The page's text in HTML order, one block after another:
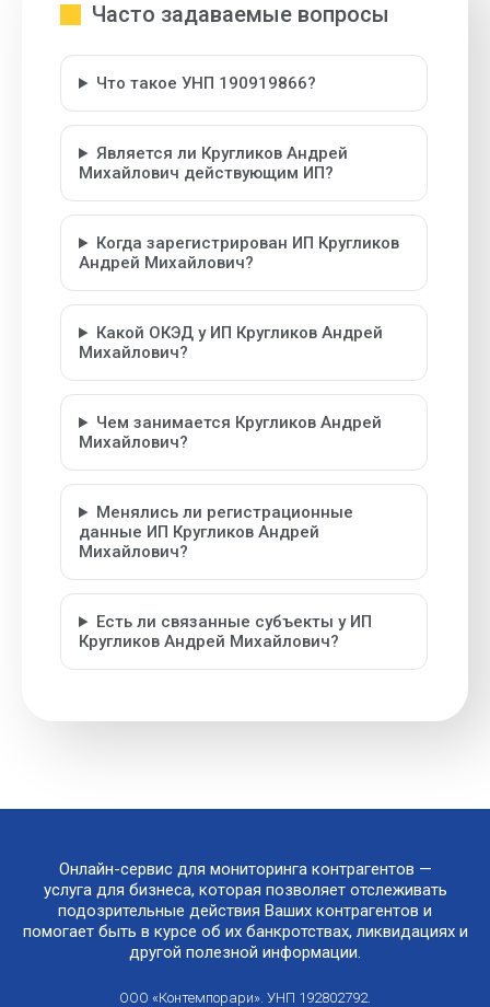
Часто задаваемые вопросы
Что такое УНП 190919866?
Является ли Кругликов Андрей
Михайлович действующим ИП?
Когда зарегистрирован ИП Кругликов
Андрей Михайлович?
Какой ОКЭД у ИП Кругликов Андрей
Михайлович?
Чем занимается Кругликов Андрей
Михайлович?
Менялись ли регистрационные
данные ИП Кругликов Андрей
Михайлович?
Есть ли связанные субъекты у ИП
Кругликов Андрей Михайлович?
Онлайн-сервис для мониторинга контрагентов —
услуга для бизнеса, которая позволяет отслеживать
подозрительные действия Ваших контрагентов и
помогает быть в курсе об их банкротствах, ликвидациях и
другой полезной информации.
ООО «Контемпорари». УНП 192802792.